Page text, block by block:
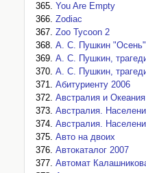
You Are Empty
Zodiac
Zoo Tycoon 2
А. С. Пушкин "Осень"
А. С. Пушкин,
А. С. Пушкин,
Абитуриенту 2006
Австралия и Океания
Австралия.
Австралия.
Авто на двоих
Автокаталог 2007
Автомат